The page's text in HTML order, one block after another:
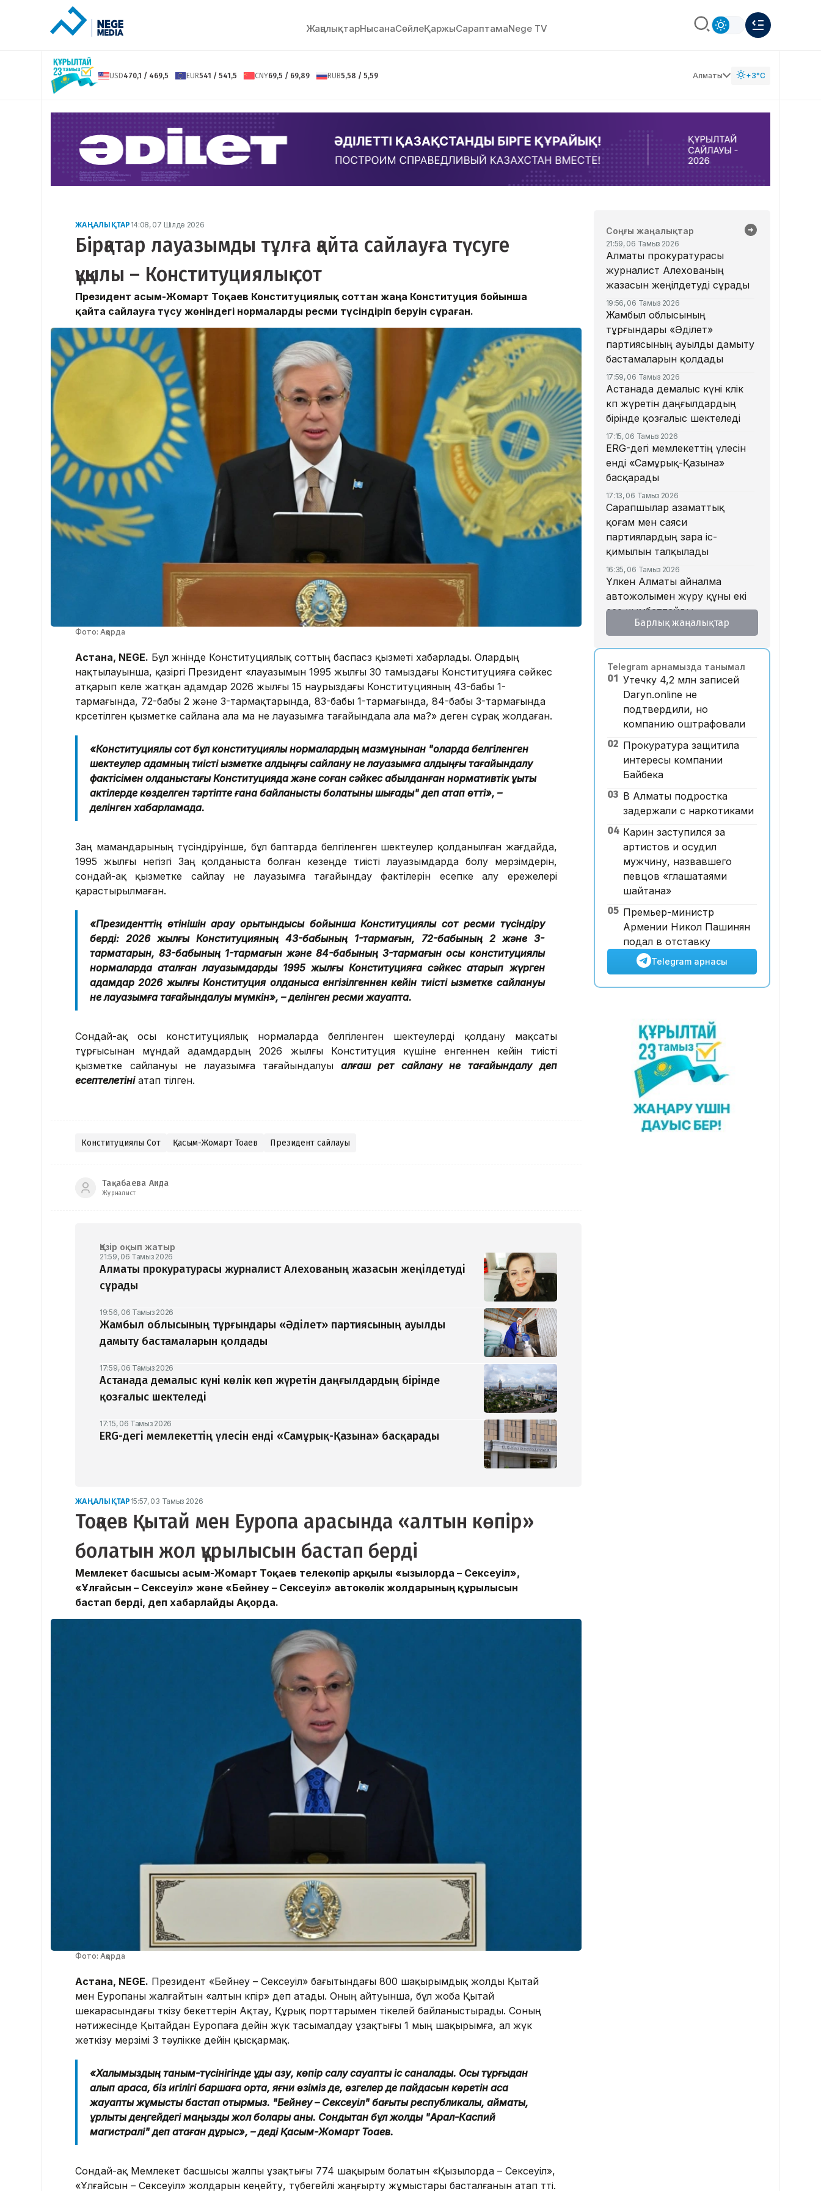
ЖаңалықтарНысанаСөйлeҚаржыСараптамаNege TV
USD470,1 / 469,5 EUR541 / 541,5 CNY69,5 / 69,89 RUB5,58 / 5,59 Алматы +3°C
ЖАҢАЛЫҚТАР 14:08, 07 Шілде 2026
Бірқатар лауазымды тұлға қайта сайлауға түсуге
құқылы – Конституциялық сот
Президент Қасым-Жомарт Тоқаев Конституциялық соттан жаңа Конституция бойынша
қайта сайлауға түсу жөніндегі нормаларды ресми түсіндіріп беруін сұраған.
Фото: Ақорда
Астана, NEGE. Бұл жөнінде Конституциялық соттың баспасөз қызметі хабарлады. Олардың
нақтылауынша, қазіргі Президент «лауазымын 1995 жылғы 30 тамыздағы Конституцияға сәйкес
атқарып келе жатқан адамдар 2026 жылғы 15 наурыздағы Конституцияның 43-бабы 1-
тармағында, 72-бабы 2 және 3-тармақтарында, 83-бабы 1-тармағында, 84-бабы 3-тармағында
көрсетілген қызметке сайлана ала ма не лауазымға тағайындала ала ма?» деген сұрақ жолдаған.
«Конституциялық сот бұл конституциялық нормалардың мазмұнынан "оларда белгіленген
шектеулер адамның тиісті қызметке алдыңғы сайлану не лауазымға алдыңғы тағайындалу
фактісімен қолданыстағы Конституцияда және соған сәйкес қабылданған нормативтік құқықтық
актілерде көзделген тәртіпте ғана байланысты болатыны шығады" деп атап өтті», –
делінген хабарламада.
Заң мамандарының түсіндіруінше, бұл баптарда белгіленген шектеулер қолданылған жағдайда,
1995 жылғы негізгі Заң қолданыста болған кезеңде тиісті лауазымдарда болу мерзімдерін,
сондай-ақ қызметке сайлау не лауазымға тағайындау фактілерін есепке алу ережелері
қарастырылмаған.
«Президенттің өтінішін қарау қорытындысы бойынша Конституциялық сот ресми түсіндіру
берді: 2026 жылғы Конституцияның 43-бабының 1-тармағын, 72-бабының 2 және 3-
тармақтарын, 83-бабының 1-тармағын және 84-бабының 3-тармағын осы конституциялық
нормаларда аталған лауазымдарды 1995 жылғы Конституцияға сәйкес атқарып жүрген
адамдар 2026 жылғы Конституция қолданысқа енгізілгеннен кейін тиісті қызметке сайлануы
не лауазымға тағайындалуы мүмкін», – делінген ресми жауапта.
Сондай-ақ осы конституциялық нормаларда белгіленген шектеулерді қолдану мақсаты
тұрғысынан мұндай адамдардың 2026 жылғы Конституция күшіне енгеннен кейін тиісті
қызметке сайлануы не лауазымға тағайындалуы алғаш рет сайлану не тағайындалу деп
есептелетініатап өтілген.
Конституциялық Сот Қасым-Жомарт Тоқаев Президент сайлауы
Тақабаева Аида
Журналист
Қазір оқып жатыр
21:59, 06 Тамыз 2026
Алматы прокуратурасы журналист Алехованың жазасын жеңілдетуді
сұрады
19:56, 06 Тамыз 2026
Жамбыл облысының тұрғындары «Әділет» партиясының ауылды
дамыту бастамаларын қолдады
17:59, 06 Тамыз 2026
Астанада демалыс күні көлік көп жүретін даңғылдардың бірінде
қозғалыс шектеледі
17:15, 06 Тамыз 2026
ERG-дегі мемлекеттің үлесін енді «Самұрық-Қазына» басқарады
ЖАҢАЛЫҚТАР 15:57, 03 Тамыз 2026
Тоқаев Қытай мен Еуропа арасында «алтын көпір»
болатын жол құрылысын бастап берді
Мемлекет басшысы Қасым-Жомарт Тоқаев телекөпір арқылы «Қызылорда – Сексеуіл»,
«Ұлғайсын – Сексеуіл» және «Бейнеу – Сексеуіл» автокөлік жолдарының құрылысын
бастап берді, деп хабарлайды Ақорда.
Фото: Ақорда
Астана, NEGE. Президент «Бейнеу – Сексеуіл» бағытындағы 800 шақырымдық жолды Қытай
мен Еуропаны жалғайтын «алтын көпір» деп атады. Оның айтуынша, бұл жоба Қытай
шекарасындағы өткізу бекеттерін Ақтау, Құрық порттарымен тікелей байланыстырады. Соның
нәтижесінде Қытайдан Еуропаға дейін жүк тасымалдау ұзақтығы 1 мың шақырымға, ал жүк
жеткізу мерзімі 3 тәулікке дейін қысқармақ.
«Халқымыздың таным-түсінігінде құдық қазу, көпір салу сауапты іс саналады. Осы тұрғыдан
алып қарасақ, біз игілігі баршаға ортақ, яғни өзіміз де, өзгелер де пайдасын көретін аса
жауапты жұмысты бастап отырмыз. "Бейнеу – Сексеуіл" бағыты республикалық, аймақтық,
құрлықтық деңгейдегі маңызды жол болары анық. Сондықтан бұл жолды "Арал-Каспий
магистралі" деп атаған дұрыс», – деді Қасым-Жомарт Тоқаев.
Сондай-ақ Мемлекет басшысы жалпы ұзақтығы 774 шақырым болатын «Қызылорда – Сексеуіл»,
«Ұлғайсын – Сексеуіл» жолдарын кеңейту, түбегейлі жаңғырту жұмыстары басталғанын атап өтті.
Соңғы жаңалықтар
21:59, 06 Тамыз 2026
Алматы прокуратурасы
журналист Алехованың
жазасын жеңілдетуді сұрады
19:56, 06 Тамыз 2026
Жамбыл облысының
тұрғындары «Әділет»
партиясының ауылды дамыту
бастамаларын қолдады
17:59, 06 Тамыз 2026
Астанада демалыс күні көлік
көп жүретін даңғылдардың
бірінде қозғалыс шектеледі
17:15, 06 Тамыз 2026
ERG-дегі мемлекеттің үлесін
енді «Самұрық-Қазына»
басқарады
17:13, 06 Тамыз 2026
Сарапшылар азаматтық
қоғам мен саяси
партиялардың өзара іс-
қимылын талқылады
16:35, 06 Тамыз 2026
Үлкен Алматы айналма
автожолымен жүру құны екі
есе қымбаттайды
16:32, 06 Тамыз 2026
мәнін түсіндірді
16:26, 06 Тамыз 2026
«Уахабист емеспін»: Бекболат
Тілеухан діни ұстанымына
қатысты жауап берді
14:52, 06 Тамыз 2026
Қазақстанда 2 млн теңге
жалақы қай саланың
мамандарына ұсынылады?
14:05, 06 Тамыз 2026
Астанада жолаушы мінген
ұшқышсыз әуе таксиі алғаш
рет көкке көтерілді
Барлық жаңалықтар
Telegram арнамызда танымал
01 Утечку 4,2 млн записей
Daryn.online не
подтвердили, но
компанию оштрафовали
02 Прокуратура защитила
интересы компании
Байбека
03 В Алматы подростка
задержали с наркотиками
04 Карин заступился за
артистов и осудил
мужчину, назвавшего
певцов «глашатаями
шайтана»
05 Премьер-министр
Армении Никол Пашинян
подал в отставку
Telegram арнасы